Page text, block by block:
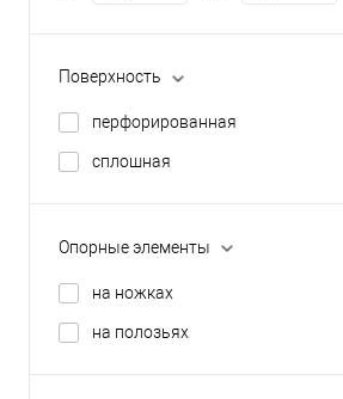
Поверхность
перфорированная
сплошная
Опорные элементы
на ножках
на полозьях